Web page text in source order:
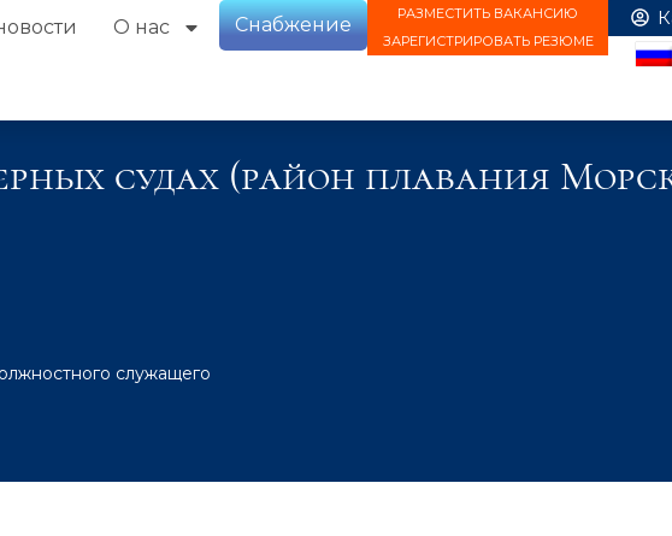
О нас Снабжение
РАЗМЕСТИТЬ ВАКАНСИЮ
ЗАРЕГИСТРИРОВАТЬ РЕЗЮМЕ
судах (район плавания
служащего